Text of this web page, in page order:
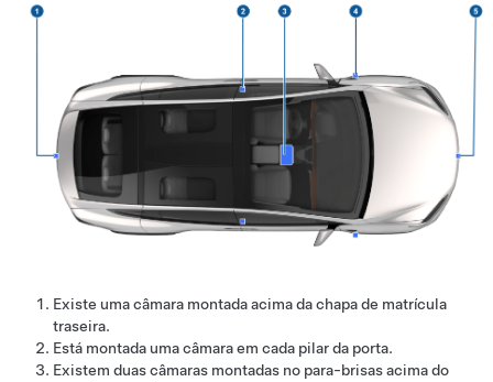
Existe uma câmara montada acima da chapa de matrícula
traseira.
Está montada uma câmara em cada pilar da porta.
Existem duas câmaras montadas no para-brisas acima do